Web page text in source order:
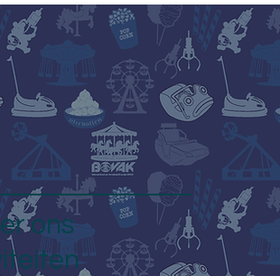
ons